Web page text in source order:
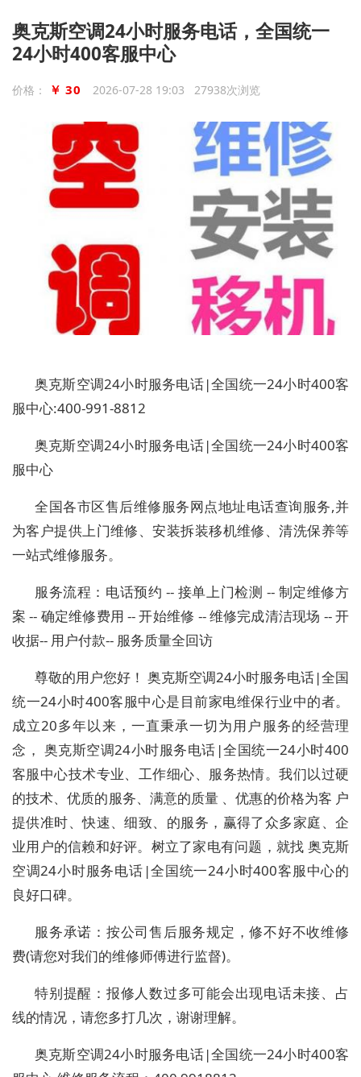
奥克斯空调24小时服务电话，全国统一
24小时400客服中心
价格： ￥ 30 2026-07-28 19:03 27938次浏览
奥克斯空调24小时服务电话|全国统一24小时400客
服中心:400-991-8812
奥克斯空调24小时服务电话|全国统一24小时400客
服中心
全国各市区售后维修服务网点地址电话查询服务,并
为客户提供上门维修、安装拆装移机维修、清洗保养等
一站式维修服务。
服务流程：电话预约 -- 接单上门检测 -- 制定维修方
案 -- 确定维修费用 -- 开始维修 -- 维修完成清洁现场 -- 开
收据-- 用户付款-- 服务质量全回访
尊敬的用户您好！ 奥克斯空调24小时服务电话|全国
统一24小时400客服中心是目前家电维保行业中的者。
成立20多年以来，一直秉承一切为用户服务的经营理
念， 奥克斯空调24小时服务电话|全国统一24小时400
客服中心技术专业、工作细心、服务热情。我们以过硬
的技术、优质的服务、满意的质量 、优惠的价格为客 户
提供准时、快速、细致、的服务，赢得了众多家庭、企
业用户的信赖和好评。树立了家电有问题，就找 奥克斯
空调24小时服务电话|全国统一24小时400客服中心的
良好口碑。
服务承诺：按公司售后服务规定，修不好不收维修
费(请您对我们的维修师傅进行监督)。
特别提醒：报修人数过多可能会出现电话未接、占
线的情况，请您多打几次，谢谢理解。
奥克斯空调24小时服务电话|全国统一24小时400客